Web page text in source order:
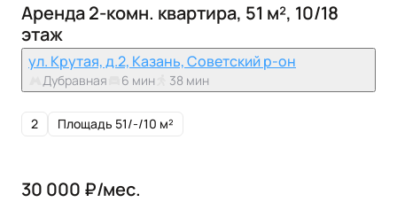
Аренда 2-комн. квартира, 51 м², 10/18
этаж
ул. Крутая, д.2, Казань, Советский р-он
Дубравная 6 мин 38 мин
2 Площадь 51/-/10 м²
30 000 ₽/мес.